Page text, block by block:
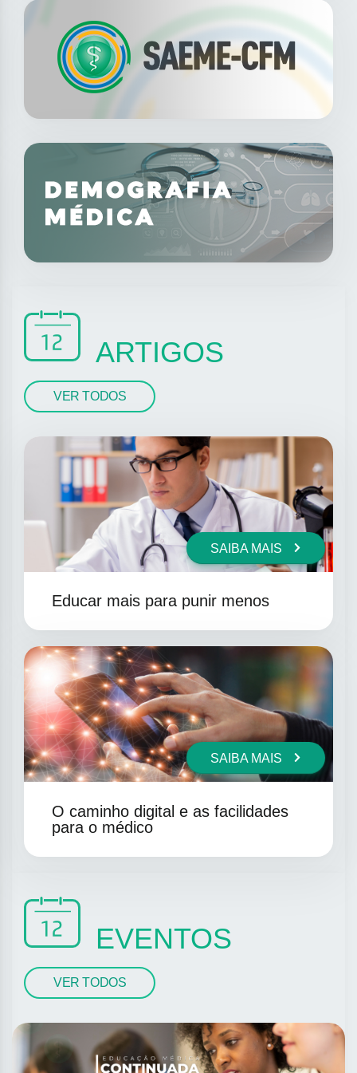
ARTIGOS
VER TODOS
SAIBA MAIS
Educar mais para punir menos
SAIBA MAIS
O caminho digital e as facilidades
para o médico
EVENTOS
VER TODOS